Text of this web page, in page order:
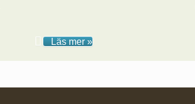
Läs mer »